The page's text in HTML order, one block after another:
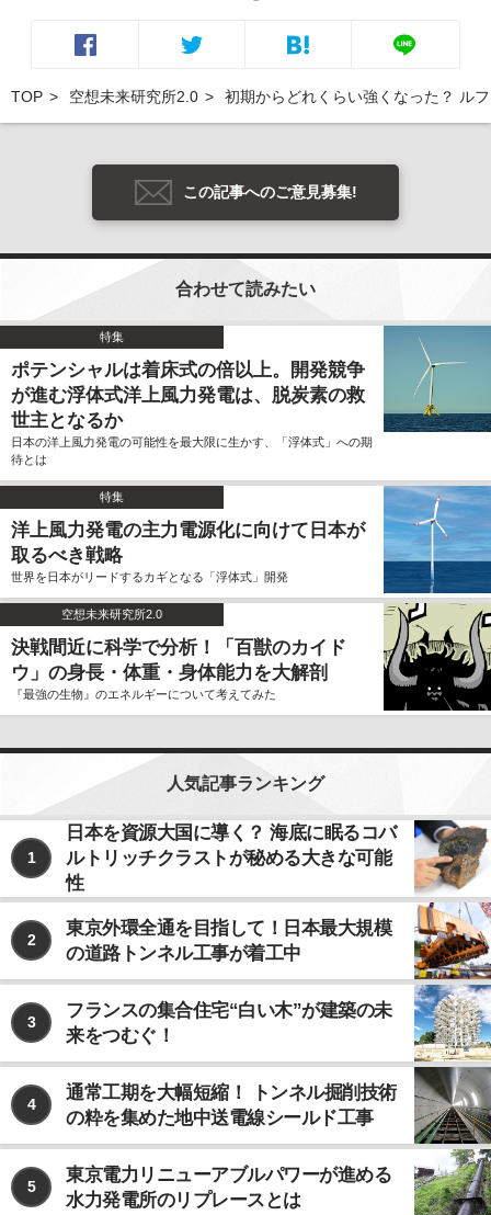
TOP 空想未来研究所2.0 初期からどれくらい強くなった？ ル
この記事へのご意見募集!
合わせて読みたい
特集
ポテンシャルは着床式の倍以上。開発競争
が進む浮体式洋上風力発電は、脱炭素の救
世主となるか
日本の洋上風力発電の可能性を最大限に生かす、「浮体式」への期
待とは
特集
洋上風力発電の主力電源化に向けて日本が
取るべき戦略
世界を日本がリードするカギとなる「浮体式」開発
空想未来研究所2.0
決戦間近に科学で分析！「百獣のカイド
ウ」の身長・体重・身体能力を大解剖
『最強の生物』のエネルギーについて考えてみた
人気記事ランキング
1
日本を資源大国に導く？ 海底に眠るコバ
ルトリッチクラストが秘める大きな可能
性
2
東京外環全通を目指して！日本最大規模
の道路トンネル工事が着工中
3
フランスの集合住宅“白い木”が建築の未
来をつむぐ！
4
通常工期を大幅短縮！ トンネル掘削技術
の粋を集めた地中送電線シールド工事
5
東京電力リニューアブルパワーが進める
水力発電所のリプレースとは